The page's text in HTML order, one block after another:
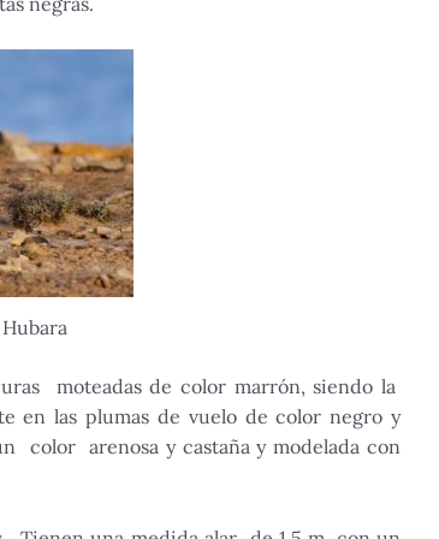
moteadas de color marrón, siendo la
en las plumas de vuelo de color negro y
color arenosa y castaña y modelada con